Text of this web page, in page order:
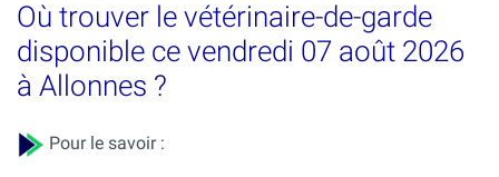
Où trouver le vétérinaire-de-garde
disponible ce vendredi 07 août 2026
à Allonnes ?
Pour le savoir :